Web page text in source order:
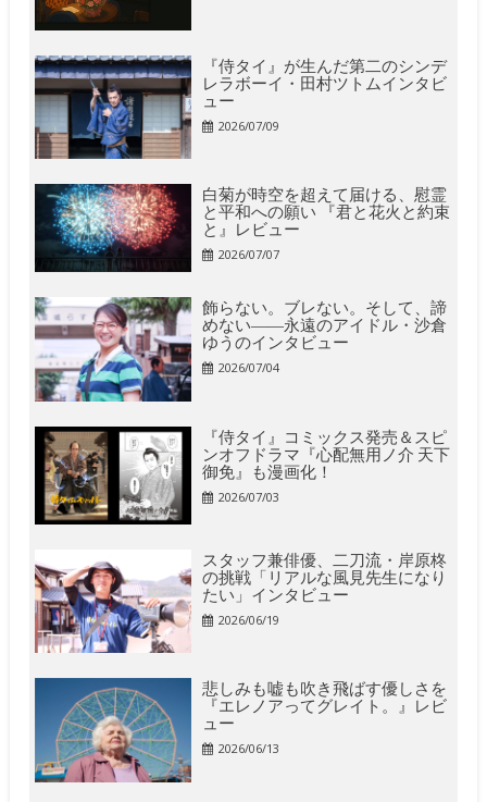
『侍タイ』が生んだ第二のシンデ
レラボーイ・田村ツトムインタビ
ュー
2026/07/09
白菊が時空を超えて届ける、慰霊
と平和への願い 『君と花火と約束
と』レビュー
2026/07/07
飾らない。ブレない。そして、諦
めない――永遠のアイドル・沙倉
ゆうのインタビュー
2026/07/04
『侍タイ』コミックス発売＆スピ
ンオフドラマ『心配無用ノ介 天下
御免』も漫画化！
2026/07/03
スタッフ兼俳優、二刀流・岸原柊
の挑戦「リアルな風見先生になり
たい」インタビュー
2026/06/19
悲しみも嘘も吹き飛ばす優しさを
『エレノアってグレイト。』レビ
ュー
2026/06/13